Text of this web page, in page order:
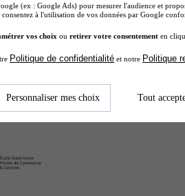
(ex : Google Ads) pour mesurer l'audience et
consentez à l'utilisation de vos données par Google
vos choix ou retirer votre consentement en
Politique de confidentialité et notre Politique
Personnaliser mes choix Tout